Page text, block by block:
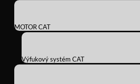
MOTOR CAT
Výfukový systém CAT